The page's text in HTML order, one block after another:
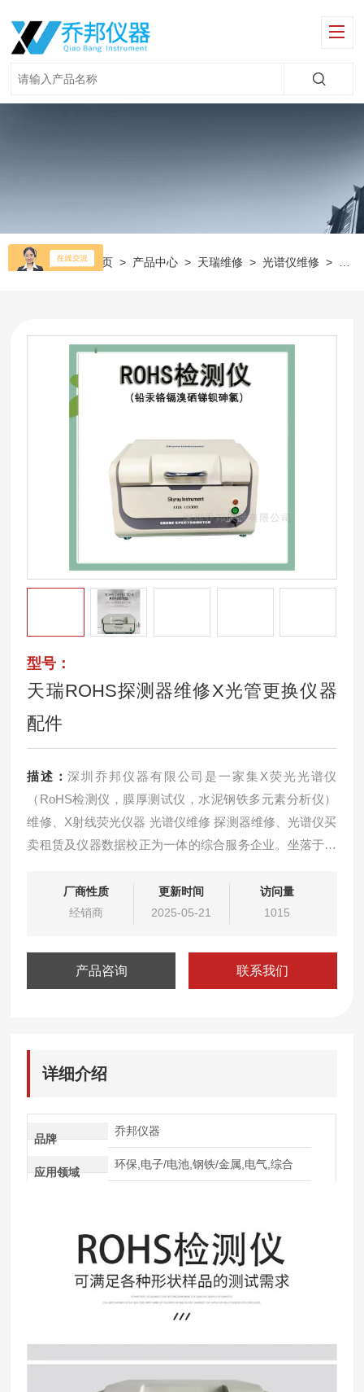
当前位置： 首页 > 产品中心 > 天瑞维修 >光谱仪维修 >
型号：
天瑞ROHS探测器维修X光管更换仪器
配件
描述：深圳乔邦仪器有限公司是一家集X荧光光谱仪
（RoHS检测仪，膜厚测试仪，水泥钢铁多元素分析仪）
维修、X射线荧光仪器 光谱仪维修 探测器维修、光谱仪买
卖租赁及仪器数据校正为一体的综合服务企业。坐落于深
专业，更显价值“的经营合作理念,为您提供快速优质的技
术服务。天瑞ROHS探测器维修X光管更换仪器配件
厂商性质
经销商
更新时间
2025-05-21
访问量
1015
产品咨询 联系我们
详细介绍
品牌
乔邦仪器
应用领域
环保,电子/电池,钢铁/金属,电气,综合